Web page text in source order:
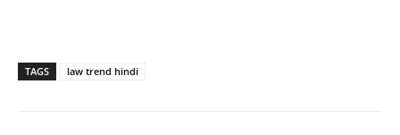
TAGS law trend hindi